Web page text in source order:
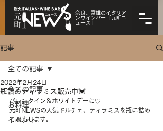
奈良、富雄のイタリア
ンワインバー「元町ニ
ュース」
記事
全ての記事
お料理
イベント
全ての記事
瓶詰めティラミス販売中💓
2022年2月24日
バレンタイン＆ホワイトデーに♡
元町NEWSの人気ドルチェ、ティラミスを瓶に詰め
て販売します。